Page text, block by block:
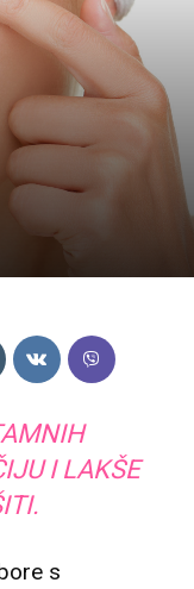
I LAKŠE
s